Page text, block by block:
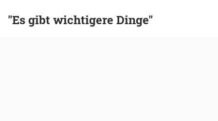
"Es gibt wichtigere Dinge"